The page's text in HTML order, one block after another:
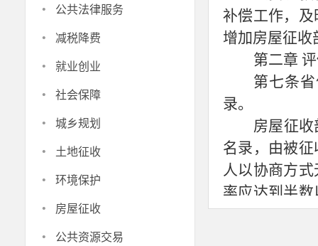
· 公共法律服务
· 减税降费
· 就业创业
· 社会保障
· 城乡规划
· 土地征收
· 环境保护
· 房屋征收
· 公共资源交易
补偿工作，
增加房屋征收
第二章
第七条
录。
房屋征
名录，由被
人以协商方
率应达到半
日起5日内无